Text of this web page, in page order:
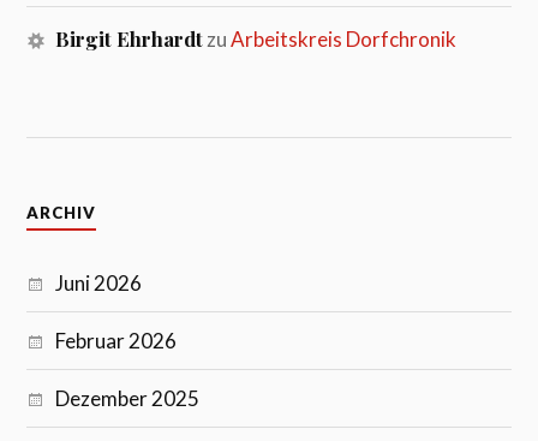
Birgit EhrhardtzuArbeitskreis Dorfchronik
ARCHIV
Juni 2026
Februar 2026
Dezember 2025